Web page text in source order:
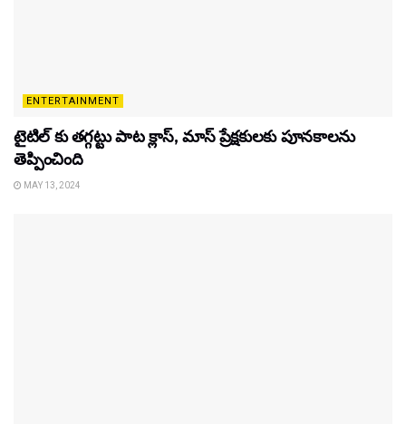
ENTERTAINMENT
టైటిల్‌ కు తగ్గట్టు పాట క్లాస్, మాస్ ప్రేక్షకులకు పూనకాలను
తెప్పించింది
MAY 13, 2024